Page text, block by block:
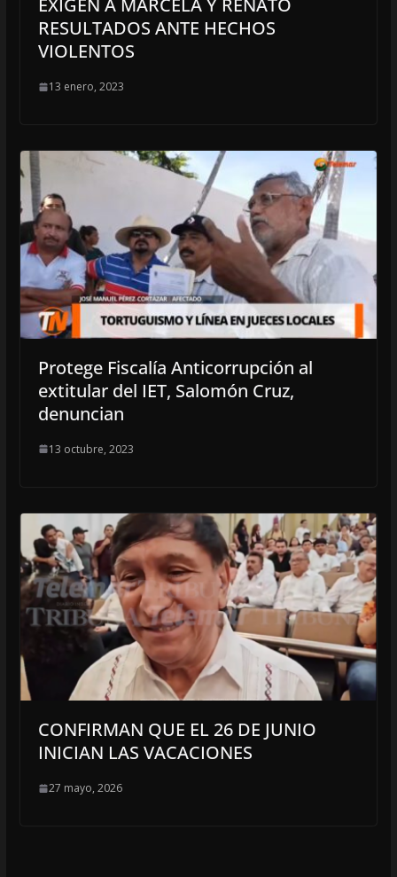
EXIGEN A MARCELA Y RENATO
RESULTADOS ANTE HECHOS
VIOLENTOS
13 enero, 2023
Protege Fiscalía Anticorrupción al
extitular del IET, Salomón Cruz,
denuncian
13 octubre, 2023
CONFIRMAN QUE EL 26 DE JUNIO
INICIAN LAS VACACIONES
27 mayo, 2026